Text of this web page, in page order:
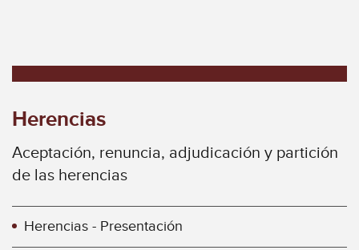
Herencias
Aceptación, renuncia, adjudicación y partición
de las herencias
Herencias - Presentación